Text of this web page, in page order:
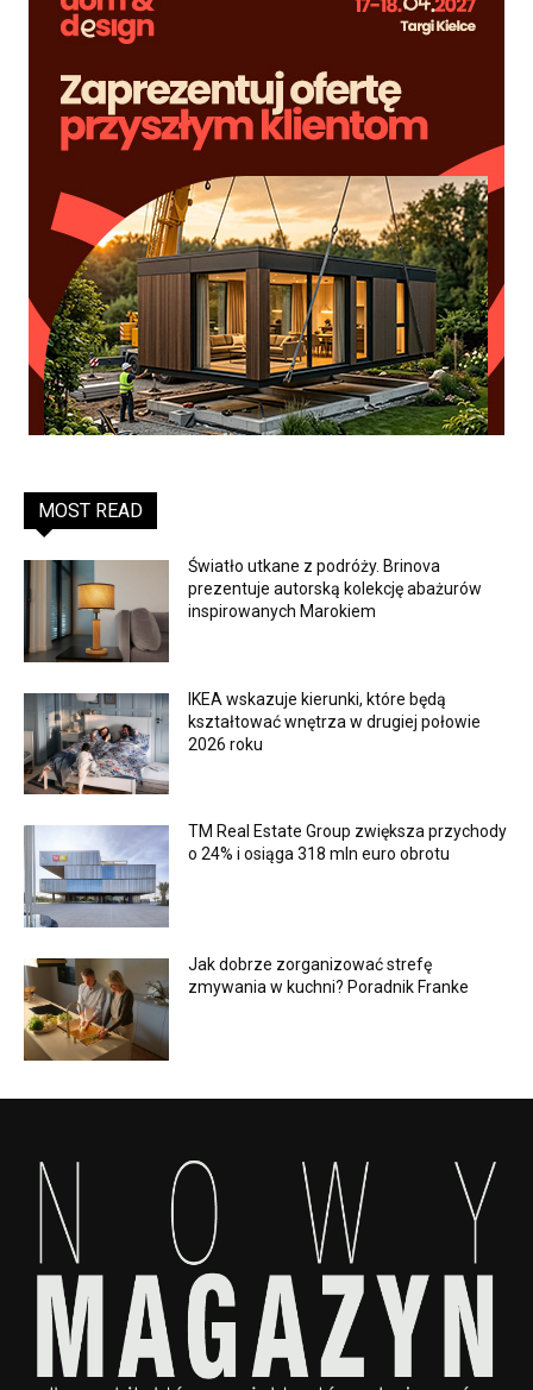
MOST READ
Światło utkane z podróży. Brinova
prezentuje autorską kolekcję abażurów
inspirowanych Marokiem
IKEA wskazuje kierunki, które będą
kształtować wnętrza w drugiej połowie
2026 roku
TM Real Estate Group zwiększa przychody
o 24% i osiąga 318 mln euro obrotu
Jak dobrze zorganizować strefę
zmywania w kuchni? Poradnik Franke